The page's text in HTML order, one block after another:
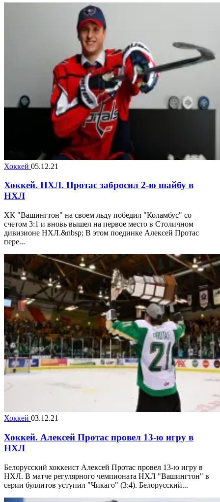
Хоккей 05.12.21
Хоккей. НХЛ. Протас забросил 2-ю шайбу в
НХЛ
ХК "Вашингтон" на своем льду победил "Коламбус" со
счетом 3:1 и вновь вышел на первое место в Столичном
дивизионе НХЛ.&nbsp; В этом поединке Алексей Протас
пере...
Хоккей 03.12.21
Хоккей. Алексей Протас провел 13-ю игру в
НХЛ
Белорусский хоккеист Алексей Протас провел 13-ю игру в
НХЛ. В матче регулярного чемпионата НХЛ "Вашингтон" в
серии буллитов уступил "Чикаго" (3:4). Белорусский...